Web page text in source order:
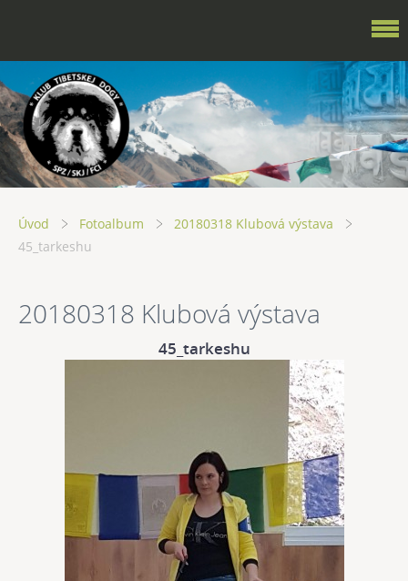
Úvod Fotoalbum
20180318 Klubová výstava
45_tarkeshu
20180318 Klubová výstava
45_tarkeshu